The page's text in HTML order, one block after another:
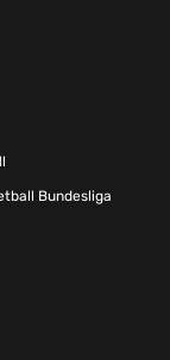
Bundesliga